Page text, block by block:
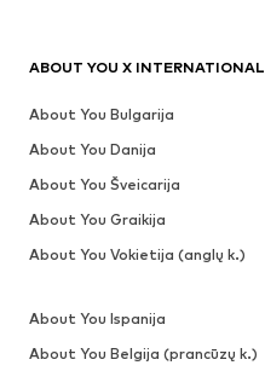
ABOUT YOU X INTERNATIONAL
About You Bulgarija
About You Danija
About You Šveicarija
About You Graikija
About You Vokietija (anglų k.)
About You Ispanija
About You Belgija (prancūzų k.)